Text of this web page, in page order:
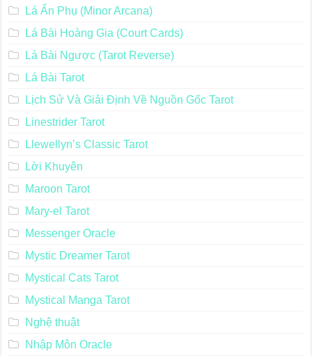
Lá Ẩn Phụ (Minor Arcana)
Lá Bài Hoàng Gia (Court Cards)
Lá Bài Ngược (Tarot Reverse)
Lá Bài Tarot
Lịch Sử Và Giải Định Về Nguồn Gốc Tarot
Linestrider Tarot
Llewellyn’s Classic Tarot
Lời Khuyên
Maroon Tarot
Mary-el Tarot
Messenger Oracle
Mystic Dreamer Tarot
Mystical Cats Tarot
Mystical Manga Tarot
Nghệ thuật
Nhập Môn Oracle